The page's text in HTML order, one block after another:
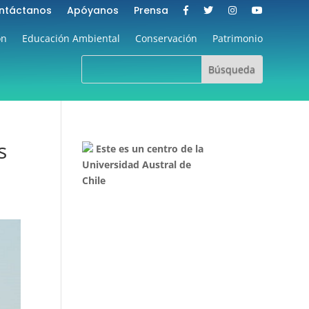
Apóyanos Prensa
Educación Ambiental Conservación Patrimonio
Este es un centro de la
Universidad Austral de
Chile